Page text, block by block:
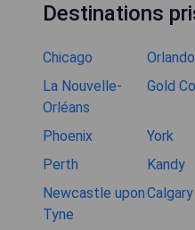
Destinations
Chicago Orlando
La Nouvelle-
Orléans
Gold
Phoenix York
Perth
Kandy
Newcastle upon
Tyne
Calgary